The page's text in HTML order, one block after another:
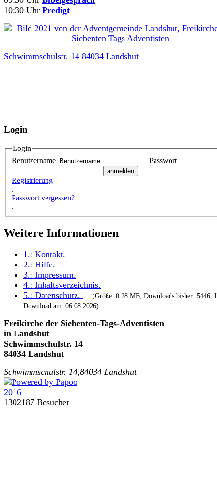
10:30 Uhr Predigt
Schwimmschulstr. 14 84034 Landshut
Login
Login
Benutzername
Passwort
Registrierung
.
Passwort vergessen?
.
Weitere Informationen
1.: Kontakt.
2.: Hilfe.
3.: Impressum.
4.: Inhaltsverzeichnis.
5.: Datenschutz.
(Größe: 0.28 MB; Downloads bisher: 5446;
Download am: 06.08.2026)
Freikirche der Siebenten-Tags-Adventisten
in Landshut
Schwimmschulstr. 14
84034 Landshut
Schwimmschulstr. 14,84034 Landshut
1302187 Besucher